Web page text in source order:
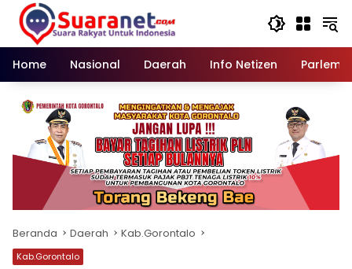
Langsung
konten
Home
Nasional Daerah Info Netizen
Beranda Daerah Kab.Gorontalo
Kab.Gorontalo